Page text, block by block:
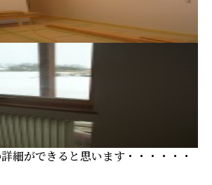
細ができると思います・・・・・・